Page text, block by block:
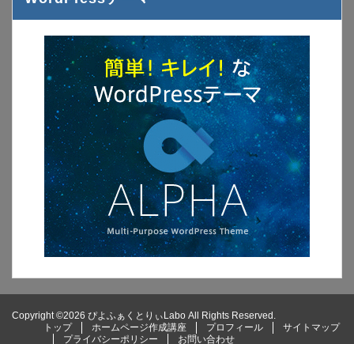
Copyright ©2026 ぴよふぁくとりぃLabo All Rights Reserved.
トップ
ホームページ作成講座 プロフィール
サイトマップ
プライバシーポリシー
お問い合わせ